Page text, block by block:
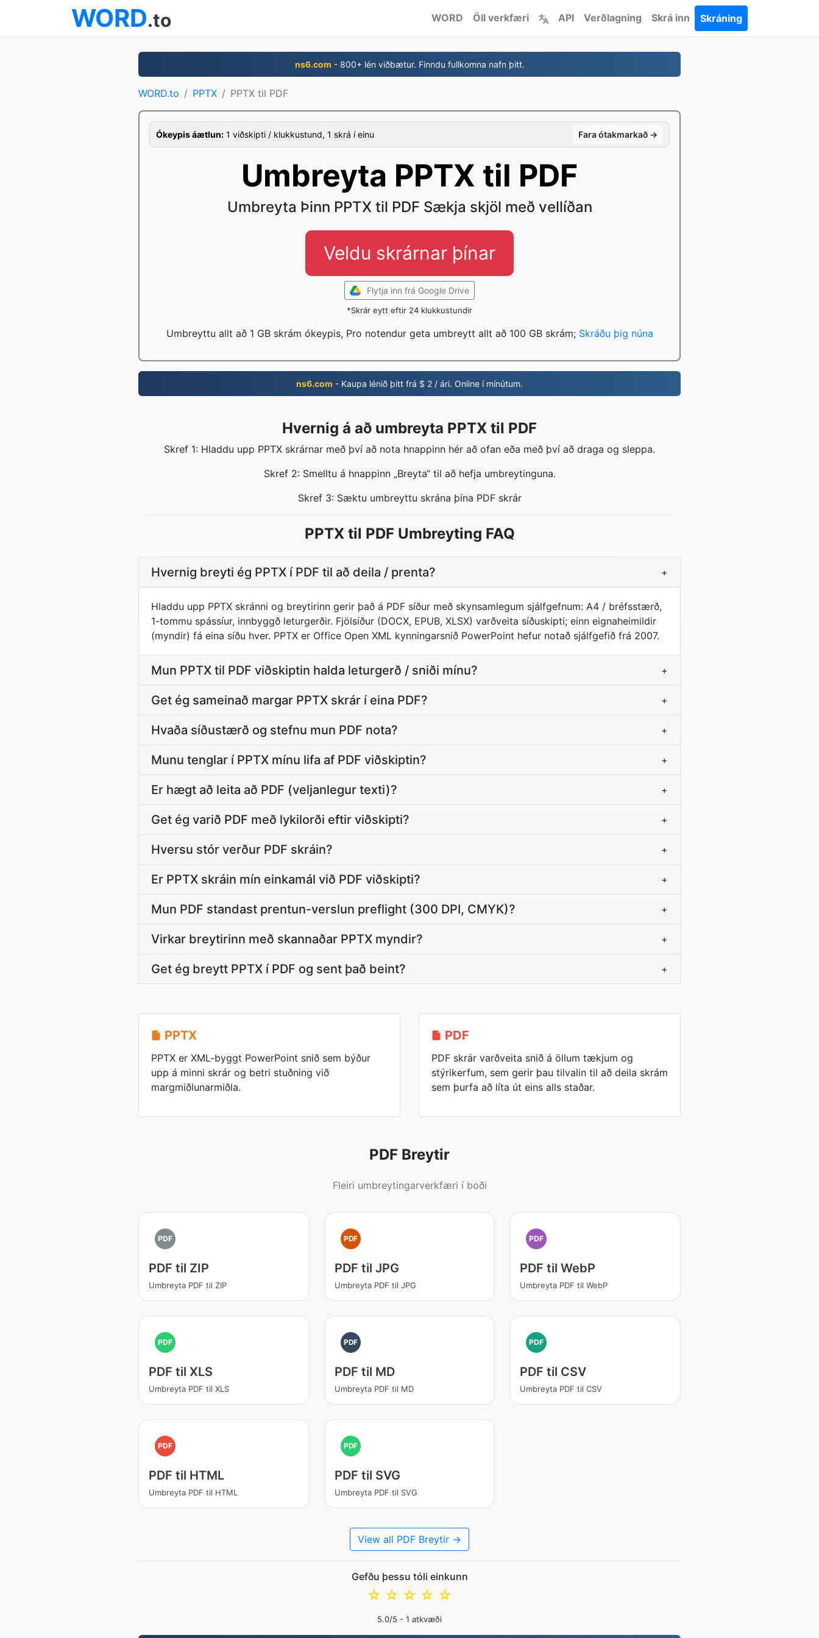
WORD.to WORD Öll verkfæri API Verðlagning Skrá inn Skráning
ns6.com - 800+ lén viðbætur. Finndu fullkomna nafn þitt.
WORD.to PPTX PPTX til PDF
Ókeypis áætlun: 1 viðskipti / klukkustund, 1 skrá í einu Fara ótakmarkað →
Umbreyta PPTX til PDF
Umbreyta Þinn PPTX til PDF Sækja skjöl með vellíðan
Veldu skrárnar þínar
Flytja inn frá Google Drive
*Skrár eytt eftir 24 klukkustundir
Umbreyttu allt að 1 GB skrám ókeypis, Pro notendur geta umbreytt allt að 100 GB skrám; Skráðu þig núna
ns6.com - Kaupa lénið þitt frá $ 2 / ári. Online í mínútum.
Hvernig á að umbreyta PPTX til PDF
Skref 1: Hladdu upp PPTX skrárnar með því að nota hnappinn hér að ofan eða með því að draga og sleppa.
Skref 2: Smelltu á hnappinn „Breyta“ til að hefja umbreytinguna.
Skref 3: Sæktu umbreyttu skrána þína PDF skrár
PPTX til PDF Umbreyting FAQ
Hvernig breyti ég PPTX í PDF til að deila / prenta? +
Hladdu upp PPTX skránni og breytirinn gerir það á PDF síður með skynsamlegum sjálfgefnum: A4 / bréfsstærð,
1-tommu spássíur, innbyggð leturgerðir. Fjölsíður (DOCX, EPUB, XLSX) varðveita síðuskipti; einn eignaheimildir
(myndir) fá eina síðu hver. PPTX er Office Open XML kynningarsnið PowerPoint hefur notað sjálfgefið frá 2007.
Mun PPTX til PDF viðskiptin halda leturgerð / sniði mínu? +
Get ég sameinað margar PPTX skrár í eina PDF? +
Hvaða síðustærð og stefnu mun PDF nota? +
Munu tenglar í PPTX mínu lifa af PDF viðskiptin? +
Er hægt að leita að PDF (veljanlegur texti)? +
Get ég varið PDF með lykilorði eftir viðskipti? +
Hversu stór verður PDF skráin? +
Er PPTX skráin mín einkamál við PDF viðskipti? +
Mun PDF standast prentun-verslun preflight (300 DPI, CMYK)? +
Virkar breytirinn með skannaðar PPTX myndir? +
Get ég breytt PPTX í PDF og sent það beint? +
PPTX
PPTX er XML-byggt PowerPoint snið sem býður
upp á minni skrár og betri stuðning við
margmiðlunarmiðla.
PDF
PDF skrár varðveita snið á öllum tækjum og
stýrikerfum, sem gerir þau tilvalin til að deila skrám
sem þurfa að líta út eins alls staðar.
PDF Breytir
Fleiri umbreytingarverkfæri í boði
PDF
PDF til ZIP
Umbreyta PDF til ZIP
PDF
PDF til JPG
Umbreyta PDF til JPG
PDF
PDF til WebP
Umbreyta PDF til WebP
PDF
PDF til XLS
Umbreyta PDF til XLS
PDF
PDF til MD
Umbreyta PDF til MD
PDF
PDF til CSV
Umbreyta PDF til CSV
PDF
PDF til HTML
Umbreyta PDF til HTML
PDF
PDF til SVG
Umbreyta PDF til SVG
View all PDF Breytir →
Gefðu þessu tóli einkunn
☆
☆
☆
☆
☆
5.0/5 - 1 atkvæði